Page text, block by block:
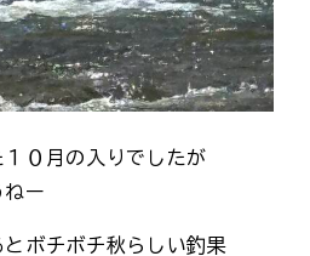
０月の入りでしたが
ー
ボチボチ秋らしい釣果